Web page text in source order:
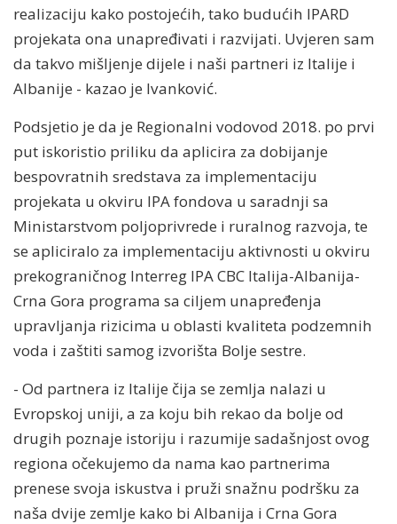
realizaciju kako postojećih, tako budućih IPARD
projekata ona unapređivati i razvijati. Uvjeren sam
da takvo mišljenje dijele i naši partneri iz Italije i
Albanije - kazao je Ivanković.
Podsjetio je da je Regionalni vodovod 2018. po prvi
put iskoristio priliku da aplicira za dobijanje
bespovratnih sredstava za implementaciju
projekata u okviru IPA fondova u saradnji sa
Ministarstvom poljoprivrede i ruralnog razvoja, te
se apliciralo za implementaciju aktivnosti u okviru
prekograničnog Interreg IPA CBC Italija-Albanija-
Crna Gora programa sa ciljem unapređenja
upravljanja rizicima u oblasti kvaliteta podzemnih
voda i zaštiti samog izvorišta Bolje sestre.
- Od partnera iz Italije čija se zemlja nalazi u
Evropskoj uniji, a za koju bih rekao da bolje od
drugih poznaje istoriju i razumije sadašnjost ovog
regiona očekujemo da nama kao partnerima
prenese svoja iskustva i pruži snažnu podršku za
naša dvije zemlje kako bi Albanija i Crna Gora